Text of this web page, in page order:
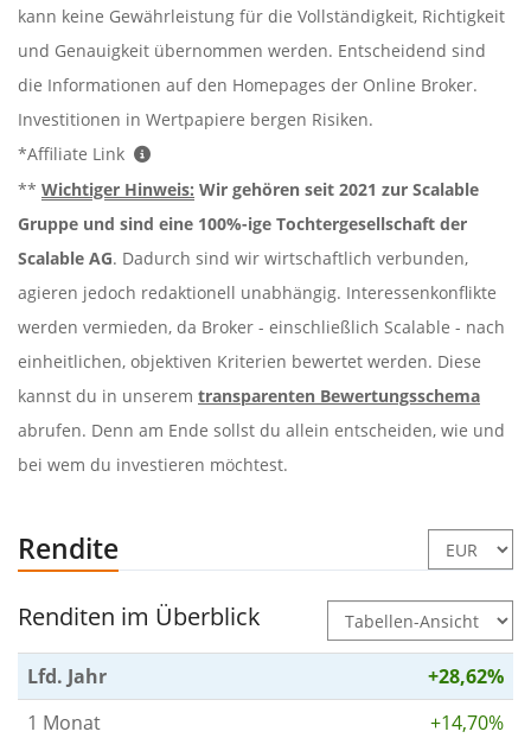
kann keine Gewährleistung für die Vollständigkeit, Richtigkeit
und Genauigkeit übernommen werden. Entscheidend sind
die Informationen auf den Homepages der Online Broker.
Investitionen in Wertpapiere bergen Risiken.
*Affiliate Link
** Wichtiger Hinweis: Wir gehören seit 2021 zur Scalable
Gruppe und sind eine 100%-ige Tochtergesellschaft der
Scalable AG. Dadurch sind wir wirtschaftlich verbunden,
agieren jedoch redaktionell unabhängig. Interessenkonflikte
werden vermieden, da Broker - einschließlich Scalable - nach
einheitlichen, objektiven Kriterien bewertet werden. Diese
kannst du in unserem transparenten Bewertungsschema
abrufen. Denn am Ende sollst du allein entscheiden, wie und
bei wem du investieren möchtest.
Rendite
Renditen im Überblick
Lfd. Jahr
+28,62%
1 Monat
+14,70%